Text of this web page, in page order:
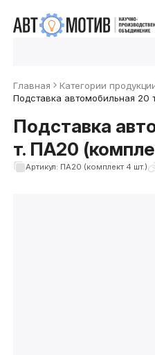
Главная Категории
Подставка автомобильная 20
Подставка
т. ПА20
Артикул: ПА20 (комплект 4 шт.)